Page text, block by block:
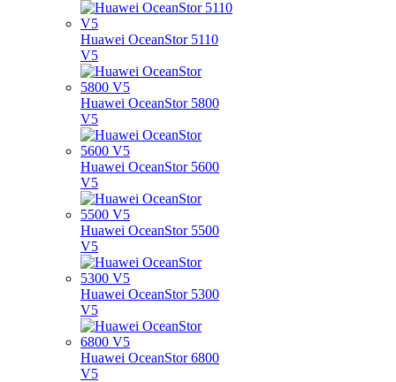
Huawei OceanStor 5110
V5
Huawei OceanStor 5800
V5
Huawei OceanStor 5600
V5
Huawei OceanStor 5500
V5
Huawei OceanStor 5300
V5
Huawei OceanStor 6800
V5